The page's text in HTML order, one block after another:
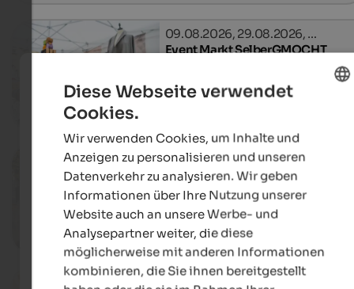
09.08.2026, 29.08.2026, …
Event Markt SelberGMOCHT
St. Michael, Eppan an der Weinstraße
06.03. - 30.10.2026
Bauernmarkt Bruneck
Graben, Bruneck
21. - 22.08.2026
GERMAN
Diese Webseite verwendet
Cookies.
Wir verwenden Cookies, um Inhalte und
Anzeigen zu personalisieren und unseren
Datenverkehr zu analysieren. Wir geben
Informationen über Ihre Nutzung unserer
Website auch an unsere Werbe- und
Analysepartner weiter, die diese
möglicherweise mit anderen Informationen
kombinieren, die Sie ihnen bereitgestellt